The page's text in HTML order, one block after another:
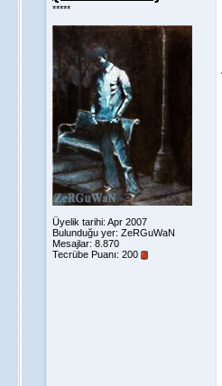
*****
Üyelik tarihi: Apr 2007
Bulunduğu yer: ZeRGuWaN
Mesajlar: 8.870
Tecrübe Puanı: 200